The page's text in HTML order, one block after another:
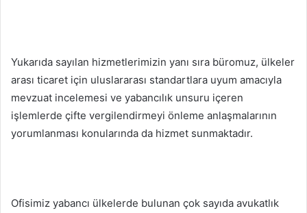
Yukarıda sayılan hizmetlerimizin yanı sıra büromuz, ülkeler
arası ticaret için uluslararası standartlara uyum amacıyla
mevzuat incelemesi ve yabancılık unsuru içeren
işlemlerde çifte vergilendirmeyi önleme anlaşmalarının
yorumlanması konularında da hizmet sunmaktadır.
Ofisimiz yabancı ülkelerde bulunan çok sayıda avukatlık